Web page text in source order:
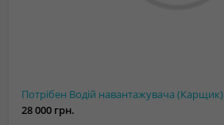
Потрібен Водій навантажувача (Карщик)
28 000 грн.